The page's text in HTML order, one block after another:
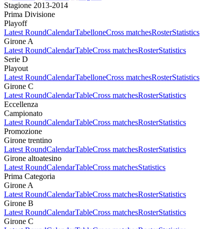
Stagione 2013-2014
Prima Divisione
Playoff
Latest RoundCalendarTabelloneCross matchesRosterStatistics
Girone A
Latest RoundCalendarTableCross matchesRosterStatistics
Serie D
Playout
Latest RoundCalendarTabelloneCross matchesRosterStatistics
Girone C
Latest RoundCalendarTableCross matchesRosterStatistics
Eccellenza
Campionato
Latest RoundCalendarTableCross matchesRosterStatistics
Promozione
Girone trentino
Latest RoundCalendarTableCross matchesRosterStatistics
Girone altoatesino
Latest RoundCalendarTableCross matchesStatistics
Prima Categoria
Girone A
Latest RoundCalendarTableCross matchesRosterStatistics
Girone B
Latest RoundCalendarTableCross matchesRosterStatistics
Girone C